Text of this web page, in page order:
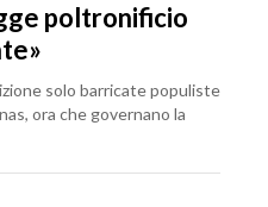
poltronificio
solo barricate populiste
ora che governano la